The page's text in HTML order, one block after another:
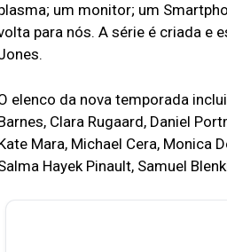
um monitor; um
para nós. A série é criada e
elenco da nova temporada
Clara Rugaard, Daniel
Mara, Michael Cera, Monica
Hayek Pinault, Samuel